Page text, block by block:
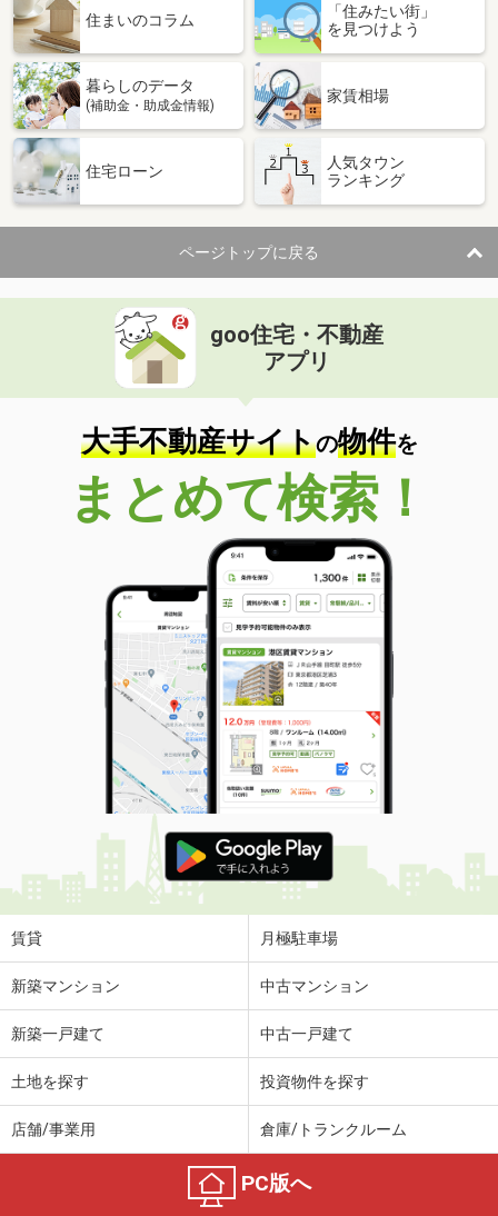
住まいのコラム
「住みたい街」
を見つけよう
暮らしのデータ
(補助金・助成金情報)
家賃相場
住宅ローン
人気タウン
ランキング
ページトップに戻る
goo住宅・不動産
アプリ
大手不動産サイトの物件を
まとめて検索！
賃貸 月極駐車場
新築マンション 中古マンション
新築一戸建て 中古一戸建て
土地を探す 投資物件を探す
店舗/事業用 倉庫/トランクルーム
PC版へ